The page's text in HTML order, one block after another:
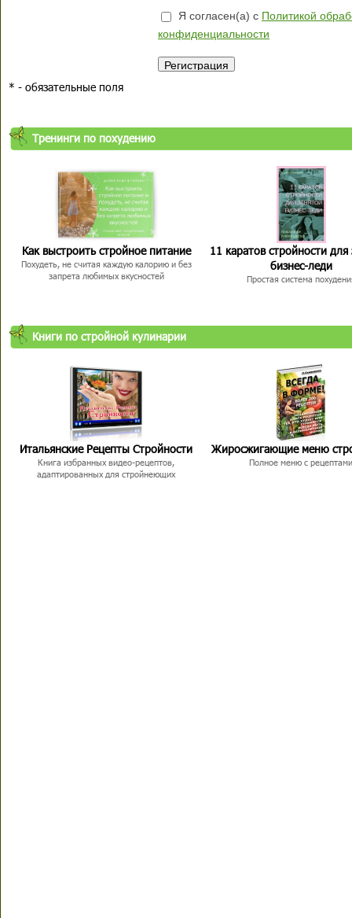
Я согласен(а) с Политикой
конфиденциальности
* - обязательные поля
Тренинги по похудению
Как выстроить стройное питание
Похудеть, не считая каждую калорию и без
запрета любимых вкусностей
11 каратов стройности для
бизнес-леди
Простая система
Книги по стройной кулинарии
Итальянские Рецепты Стройности
Книга избранных видео-рецептов,
адаптированных для стройнеющих
Жиросжигающие меню
Полное меню с рецептами